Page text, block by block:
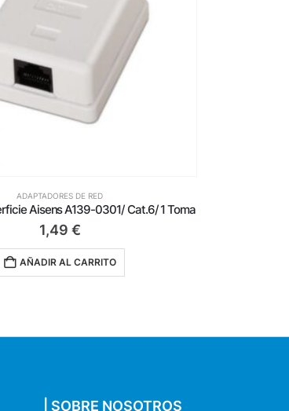
ADAPTADORES DE RED
Aisens A139-0301/ Cat.6/ 1 Toma
1,49 €
AÑADIR AL CARRITO
| SOBRE NOSOTROS